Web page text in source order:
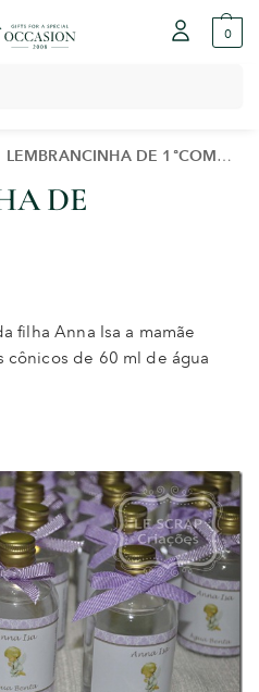
0
LEMBRANCINHA DE 1ªCOMUNHÃO
DE
filha Anna Isa a mamãe
cônicos de 60 ml de água